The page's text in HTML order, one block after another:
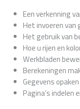
Een verkenning
Het invoeren van
Het gebruik van
Hoe u rijen en
Werkbladen
Berekeningen
Gegevens opaken
Pagina’s indelen